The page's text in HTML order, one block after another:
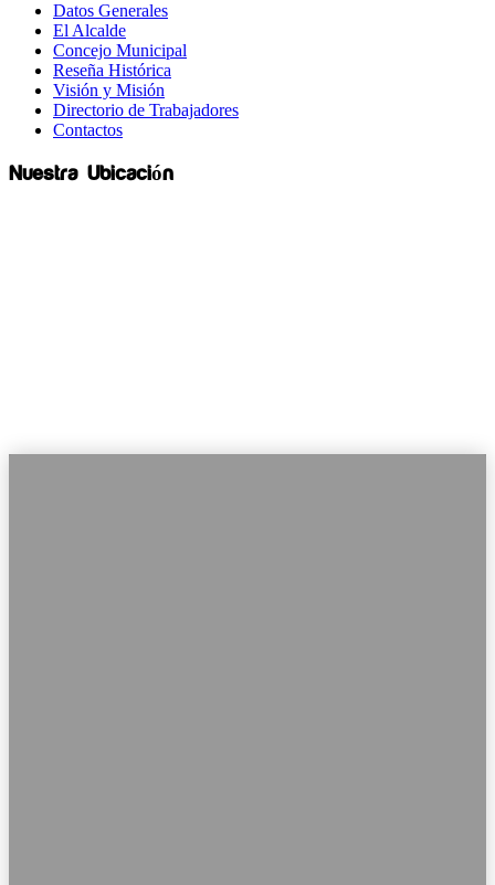
Datos Generales
El Alcalde
Concejo Municipal
Reseña Histórica
Visión y Misión
Directorio de Trabajadores
Contactos
Nuestra Ubicación